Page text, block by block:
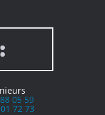
05 59
72 73